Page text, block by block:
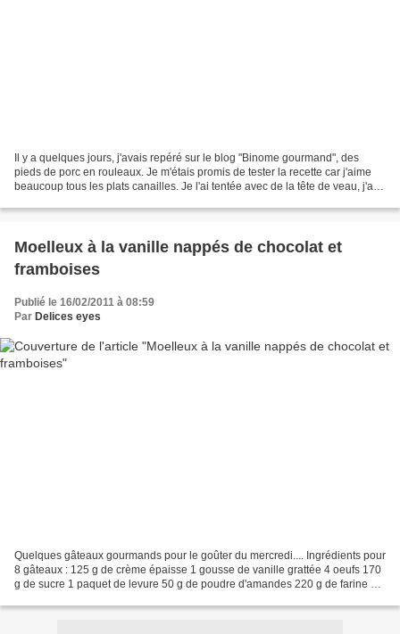
Il y a quelques jours, j'avais repéré sur le blog "Binome gourmand", des
pieds de porc en rouleaux. Je m'étais promis de tester la recette car j'aime
beaucoup tous les plats canailles. Je l'ai tentée avec de la tête de veau, j'ai
Moelleux à la vanille nappés de chocolat et
framboises
Publié le 16/02/2011 à 08:59
Par Delices eyes
Quelques gâteaux gourmands pour le goûter du mercredi.... Ingrédients pour
8 gâteaux : 125 g de crème épaisse 1 gousse de vanille grattée 4 oeufs 170
g de sucre 1 paquet de levure 50 g de poudre d'amandes 220 g de farine 10